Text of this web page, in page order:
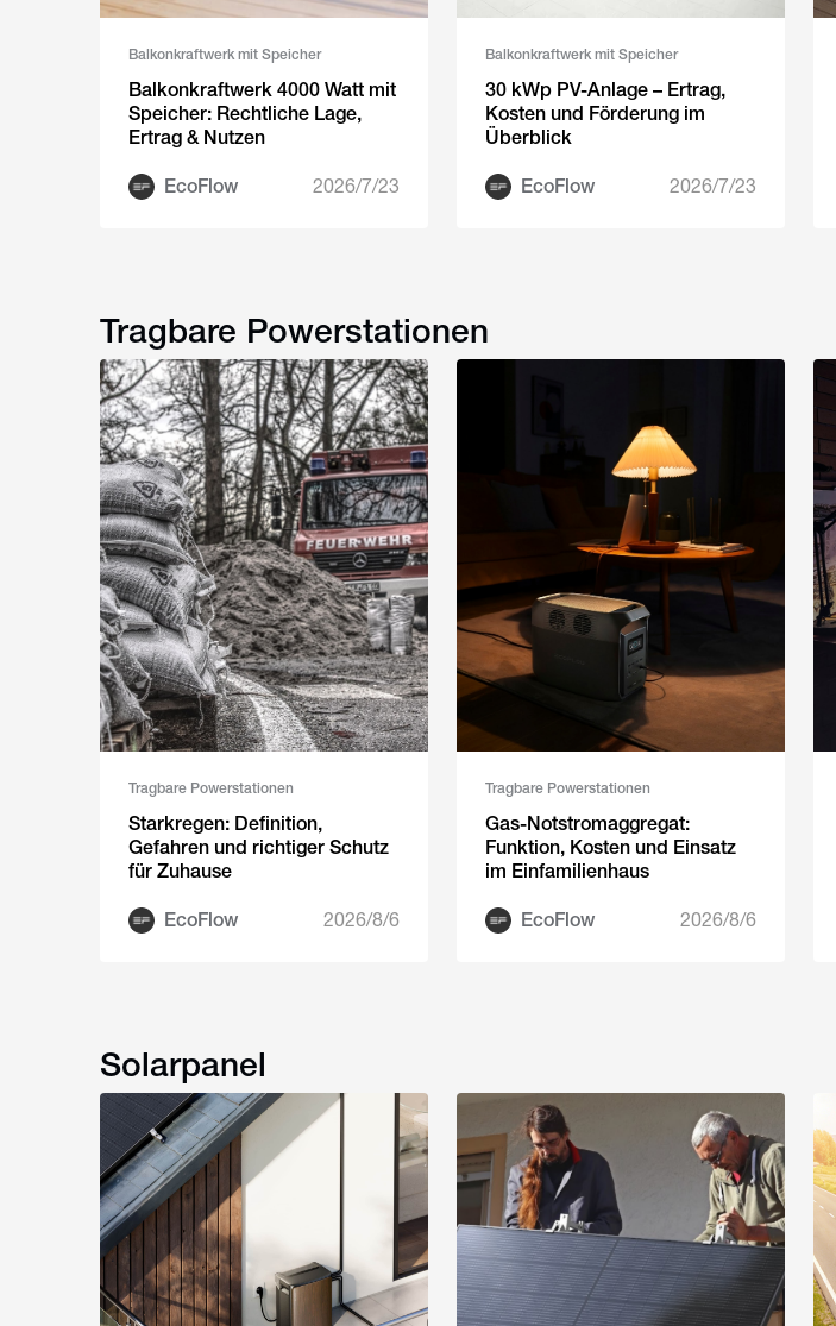
Balkonkraftwerk mit Speicher
Balkonkraftwerk 4000 Watt mit
Speicher: Rechtliche Lage,
Ertrag & Nutzen
EcoFlow 2026/7/23
Balkonkraftwerk mit Speicher
30 kWp PV-Anlage – Ertrag,
Kosten und Förderung im
Überblick
EcoFlow 2026/7/23
Tragbare Powerstationen
Tragbare Powerstationen
Starkregen: Definition,
Gefahren und richtiger Schutz
für Zuhause
EcoFlow 2026/8/6
Tragbare Powerstationen
Gas-Notstromaggregat:
Funktion, Kosten und Einsatz
im Einfamilienhaus
EcoFlow 2026/8/6
Solarpanel